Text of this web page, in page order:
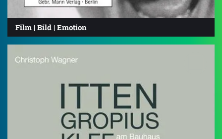
Film | Bild | Emotion